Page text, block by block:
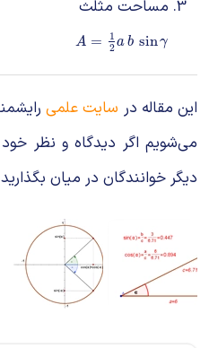
مساحت مثلث
A =
1
2 ab sinγ
A=12 absinγ
این مقاله در سایت علمی
می‌شویم اگر دیدگاه و نظر
دیگر خوانندگان در میان